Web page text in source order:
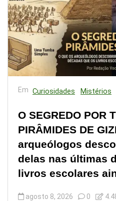
Em Curiosidades Mistérios
O SEGREDO POR
PIRÂMIDES DE
arqueólogos
delas nas últimas
livros escolares
agosto 8, 2026 0